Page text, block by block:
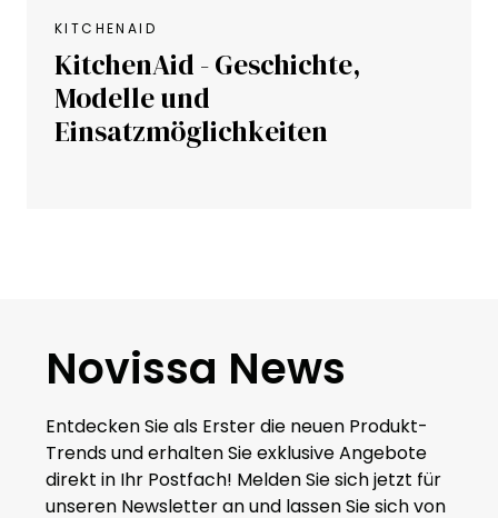
KITCHENAID
KitchenAid - Geschichte,
Modelle und
Einsatzmöglichkeiten
Novissa News
Entdecken Sie als Erster die neuen Produkt-
Trends und erhalten Sie exklusive Angebote
direkt in Ihr Postfach! Melden Sie sich jetzt für
unseren Newsletter an und lassen Sie sich von